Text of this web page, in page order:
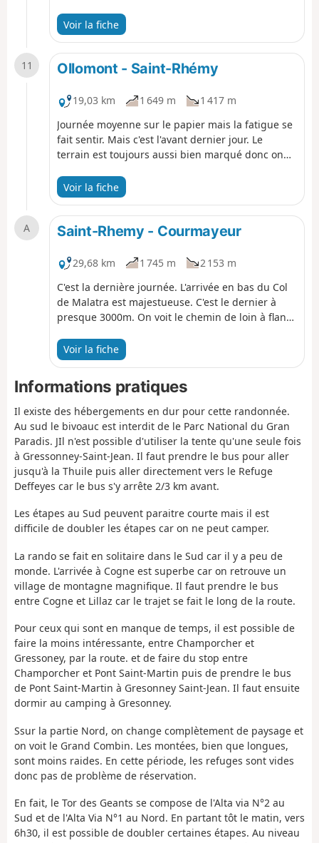
le Col de Brison est tres longue. C'est bientôt la
fin
Voir la fiche
11 Ollomont - Saint-Rhémy
19,03 km 1 649 m
1 417 m
Journée moyenne sur le papier mais la fatigue se
fait sentir. Mais c'est l'avant dernier jour. Le
terrain est toujours aussi bien marqué donc on
arrêt au Refuge de Champillon est un must. Il y a
une montée dans les champs. Le Col de
Champillon est le dernier gros col avant la fin.
Voir la fiche
A Saint-Rhemy - Courmayeur
29,68 km 1 745 m
2 153 m
C'est la dernière journée. L'arrivée en bas du Col
de Malatra est majestueuse. C'est le dernier à
presque 3000m. On voit le chemin de loin à flanc
On retrouve le TMB à partir du Refuge Bonatti et
toute sa horde de randonneurs. La descente vers
Courmayeur est superbe mais une fois arrivé sur
le bitume, c'est très long.
Voir la fiche
Informations pratiques
Il existe des hébergements en dur pour cette randonnée.
Au sud le bivoauc est interdit de le Parc National du Gran
Paradis. JIl n'est possible d'utiliser la tente qu'une seule fois
à Gressonney-Saint-Jean. Il faut prendre le bus pour aller
jusqu'à la Thuile puis aller directement vers le Refuge
Deffeyes car le bus s'y arrête 2/3 km avant.
Les étapes au Sud peuvent paraitre courte mais il est
difficile de doubler les étapes car on ne peut camper.
La rando se fait en solitaire dans le Sud car il y a peu de
monde. L'arrivée à Cogne est superbe car on retrouve un
village de montagne magnifique. Il faut prendre le bus
entre Cogne et Lillaz car le trajet se fait le long de la route.
Pour ceux qui sont en manque de temps, il est possible de
faire la moins intéressante, entre Champorcher et
Gressoney, par la route. et de faire du stop entre
Champorcher et Pont Saint-Martin puis de prendre le bus
de Pont Saint-Martin à Gresonney Saint-Jean. Il faut ensuite
dormir au camping à Gresonney.
Ssur la partie Nord, on change complètement de paysage et
on voit le Grand Combin. Les montées, bien que longues,
sont moins raides. En cette période, les refuges sont vides
donc pas de problème de réservation.
En fait, le Tor des Geants se compose de l'Alta via N°2 au
Sud et de l'Alta Via N°1 au Nord. En partant tôt le matin, vers
6h30, il est possible de doubler certaines étapes. Au niveau